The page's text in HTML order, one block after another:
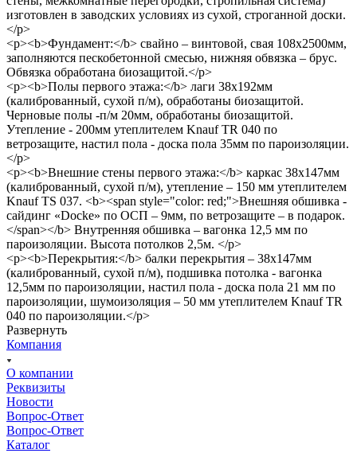
изготовлен в заводских условиях из сухой, строганной доски.
</p>
<p><b>Фундамент:</b> свайно – винтовой, свая 108х2500мм,
заполняются пескобетонной смесью, нижняя обвязка – брус.
Обвязка обработана биозащитой.</p>
<p><b>Полы первого этажа:</b> лаги 38х192мм
(калиброванный, сухой п/м), обработаны биозащитой.
Черновые полы -п/м 20мм, обработаны биозащитой.
Утепление - 200мм утеплителем Knauf TR 040 по
ветрозащите, настил пола - доска пола 35мм по пароизоляции.
</p>
<p><b>Внешние стены первого этажа:</b> каркас 38х147мм
(калиброванный, сухой п/м), утепление – 150 мм утеплителем
Knauf TS 037. <b><span style="color: red;">Внешняя обшивка -
сайдинг «Docke» по ОСП – 9мм, по ветрозащите – в подарок.
</span></b> Внутренняя обшивка – вагонка 12,5 мм по
пароизоляции. Высота потолков 2,5м. </p>
<p><b>Перекрытия:</b> балки перекрытия – 38х147мм
(калиброванный, сухой п/м), подшивка потолка - вагонка
12,5мм по пароизоляции, настил пола - доска пола 21 мм по
пароизоляции, шумоизоляция – 50 мм утеплителем Knauf TR
040 по пароизоляции.</p>
Развернуть
Компания
О компании
Реквизиты
Новости
Вопрос-Ответ
Вопрос-Ответ
Каталог